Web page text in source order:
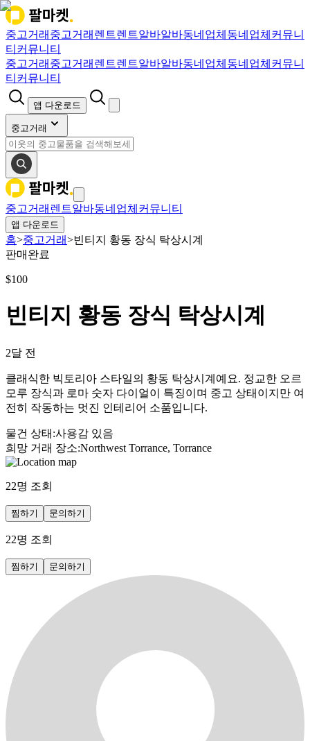
중고거래 중고거래 렌트렌트알바알바동네업체 동네업체 커뮤니
티 커뮤니티
중고거래 중고거래 렌트렌트알바알바동네업체 동네업체 커뮤니
티 커뮤니티
앱 다운로드
중고거래
중고거래 렌트알바동네업체 커뮤니티
앱 다운로드
홈>중고거래>빈티지 황동 장식 탁상시계
판매완료
$100
빈티지 황동 장식 탁상시계
2달 전
클래식한 빅토리아 스타일의 황동 탁상시계예요. 정교한 오르
모루 장식과 로마 숫자 다이얼이 특징이며 중고 상태이지만 여
전히 작동하는 멋진 인테리어 소품입니다.
물건 상태 :사용감 있음
희망 거래 장소:Northwest Torrance, Torrance
22명 조회
찜하기 문의하기
22명 조회
찜하기 문의하기